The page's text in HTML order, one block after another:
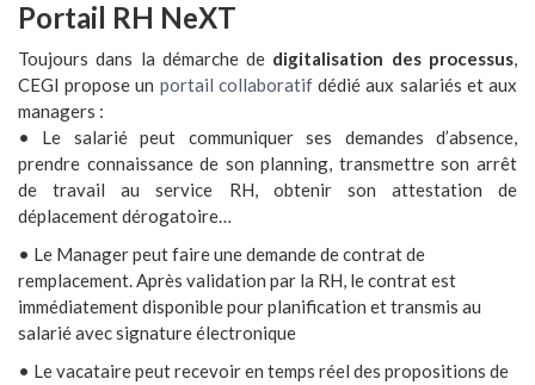
Portail RH NeXT
Toujours dans la démarche de digitalisation des processus,
CEGI propose un portail collaboratifdédié aux salariés et aux
managers :
• Le salarié peut communiquer ses demandes d’absence,
prendre connaissance de son planning, transmettre son arrêt
de travail au service RH, obtenir son attestation de
déplacement dérogatoire…
• Le Manager peut faire une demande de contrat de
remplacement. Après validation par la RH, le contrat est
immédiatement disponible pour planification et transmis au
salarié avec signature électronique
• Le vacataire peut recevoir en temps réel des propositions de